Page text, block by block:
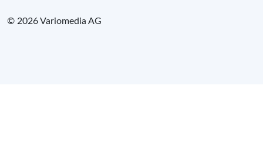
© 2026 Variomedia AG